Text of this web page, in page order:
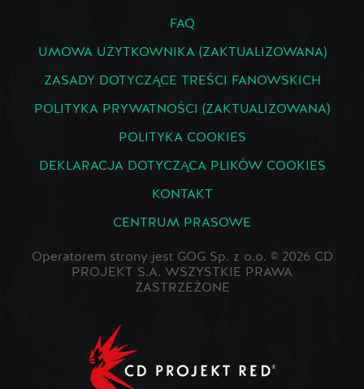
FAQ
UMOWA UŻYTKOWNIKA (ZAKTUALIZOWANA)
ZASADY DOTYCZĄCE TREŚCI FANOWSKICH
POLITYKA PRYWATNOŚCI (ZAKTUALIZOWANA)
POLITYKA COOKIES
DEKLARACJA DOTYCZĄCA PLIKÓW COOKIES
KONTAKT
CENTRUM PRASOWE
Operatorem strony jest GOG Sp. z o.o. © 2026 CD
PROJEKT S.A. WSZYSTKIE PRAWA
ZASTRZEŻONE